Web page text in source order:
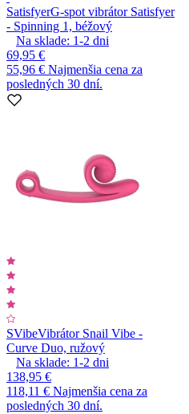
SatisfyerG-spot vibrátor Satisfyer
- Spinning 1, béžový
Na sklade: 1-2 dni
69,95 €
55,96 € Najmenšia cena za
posledných 30 dní.
SVibeVibrátor Snail Vibe -
Curve Duo, ružový
Na sklade: 1-2 dni
138,95 €
118,11 € Najmenšia cena za
posledných 30 dní.